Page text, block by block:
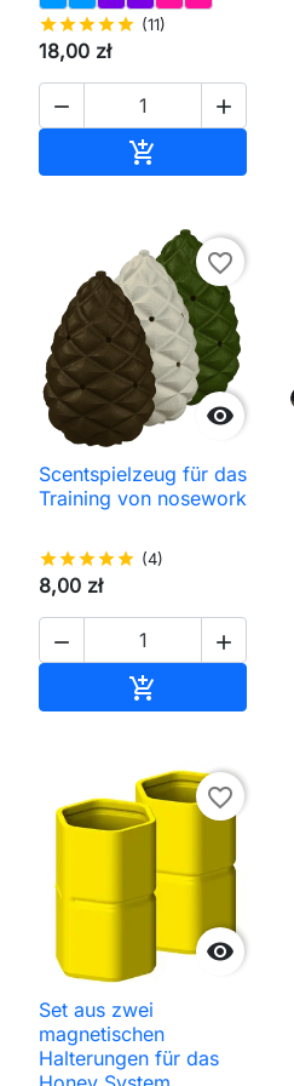
starstarstarstarstar (11)
18,00 zł
 


favorite_border
Scentspielzeug für das
Training von nosework
starstarstarstarstar (4)
8,00 zł
 


favorite_border
Set aus zwei
magnetischen
Halterungen für das